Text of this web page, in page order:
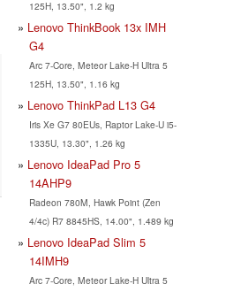
125H, 13.50", 1.2 kg
Lenovo ThinkBook 13x IMH
G4
Arc 7-Core, Meteor Lake-H Ultra 5
125H, 13.50", 1.16 kg
Lenovo ThinkPad L13 G4
Iris Xe G7 80EUs, Raptor Lake-U i5-
1335U, 13.30", 1.26 kg
Lenovo IdeaPad Pro 5
14AHP9
Radeon 780M, Hawk Point (Zen
4/4c) R7 8845HS, 14.00", 1.489 kg
Lenovo IdeaPad Slim 5
14IMH9
Arc 7-Core, Meteor Lake-H Ultra 5